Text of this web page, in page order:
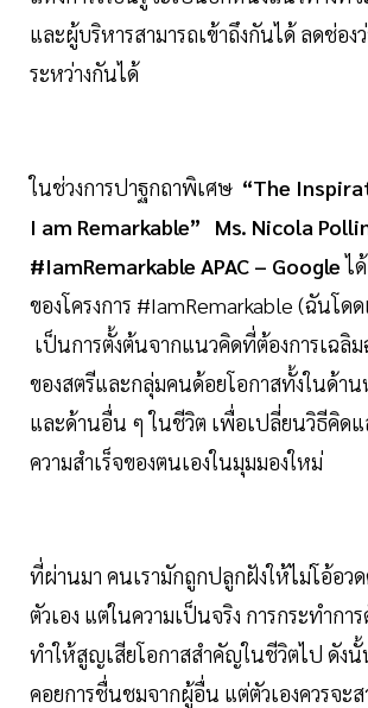
และผู้บริหารสามารถเข้าถึงกันได้ ลดช่อง
ระหว่างกันได้
ในช่วงการปาฐกถาพิเศษ “The
I am Remarkable”
Ms. Nicola
#IamRemarkable APAC – Googleไ
ของโครงการ #IamRemarkable (ฉันโดด
เป็นการตั้งต้นจากแนวคิดที่ต้องการเฉลิม
ของสตรีและกลุ่มคนด้อยโอกาสทั้งในด้า
และด้านอื่น ๆ ในชีวิต เพื่อเปลี่ยนวิธีคิดแ
ความสำเร็จของตนเองในมุมมองใหม่
ที่ผ่านมา คนเรามักถูกปลูกฝังให้ไม่โอ้อวด
ตัวเอง แต่ในความเป็นจริง การกระทำกา
ทำให้สูญเสียโอกาสสำคัญในชีวิตไป ดังนั้
คอยการชื่นชมจากผู้อื่น แต่ตัวเองควรจะ